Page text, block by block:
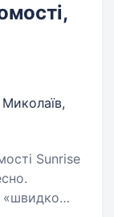
Миколаїв,
«швидко